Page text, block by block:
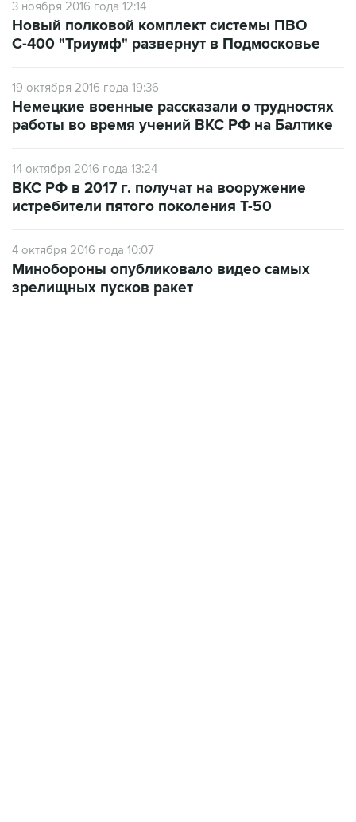
С-400 "Триумф" развернут в Подмосковье
19 октября 2016 года 19:36
работы во время учений ВКС РФ на Балтике
14 октября 2016 года 13:24
истребители пятого поколения Т-50
4 октября 2016 года 10:07
зрелищных пусков ракет